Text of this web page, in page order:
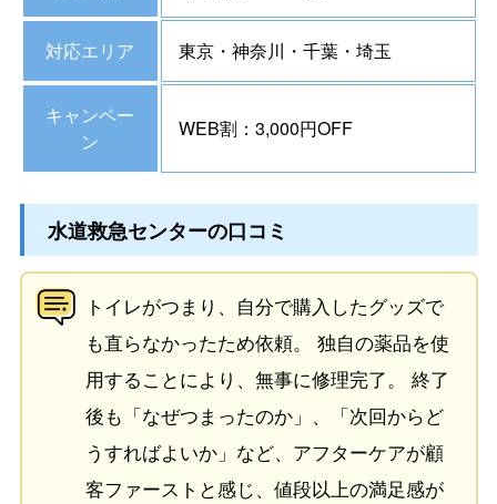
対応エリア 東京・神奈川・千葉・埼玉
キャンペー
ン
WEB割：3,000円OFF
水道救急センターの口コミ
トイレがつまり、自分で購入したグッズで
も直らなかったため依頼。 独自の薬品を使
用することにより、無事に修理完了。 終了
後も「なぜつまったのか」、「次回からど
うすればよいか」など、アフターケアが顧
客ファーストと感じ、値段以上の満足感が